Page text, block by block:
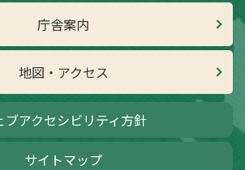
庁舎案内
地図・アクセス
ブアクセシビリティ方針
サイトマップ